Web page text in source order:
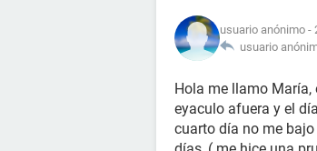
usuario anónimo -
usuario
Hola me llamo María,
eyaculo afuera y el
cuarto día no me